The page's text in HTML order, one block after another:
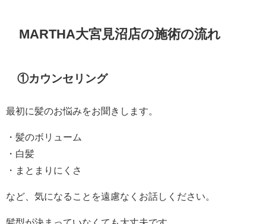
MARTHA大宮見沼店の施術の流れ
①カウンセリング
最初に髪のお悩みをお聞きします。
・髪のボリューム
・白髪
・まとまりにくさ
など、気になることを遠慮なくお話しください。